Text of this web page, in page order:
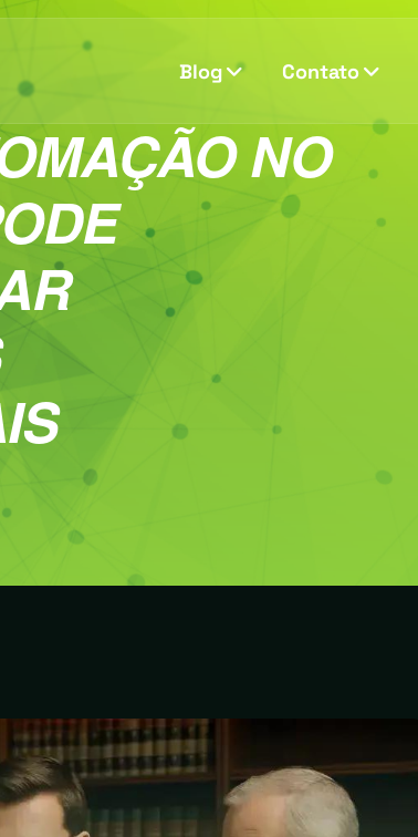
Blog Contato
NO